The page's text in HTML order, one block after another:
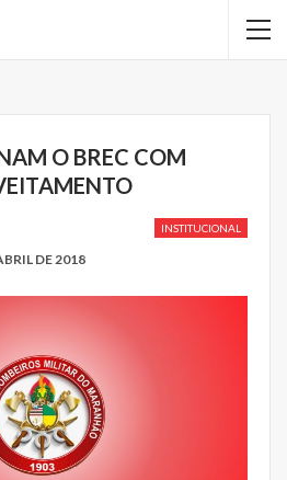
O BREC COM
INSTITUCIONAL
DE 2018